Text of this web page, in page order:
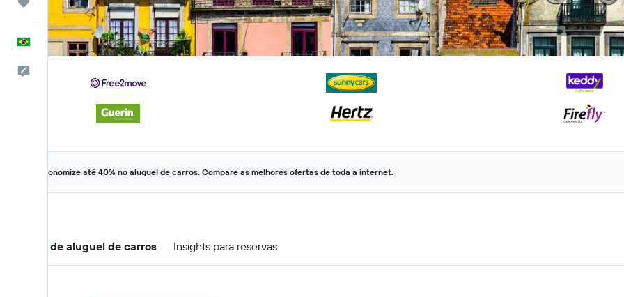
Português
Economize até 40% no aluguel de carros. Compare as melhores ofertas de toda a internet.
Ofertas de aluguel de carros Insights para reservas